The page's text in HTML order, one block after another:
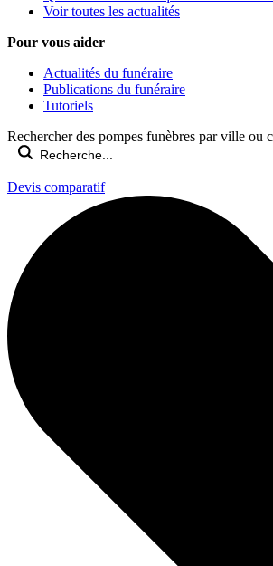
Voir toutes les actualités
Pour vous aider
Actualités du funéraire
Publications du funéraire
Tutoriels
Rechercher des pompes funèbres par ville ou
Devis comparatif